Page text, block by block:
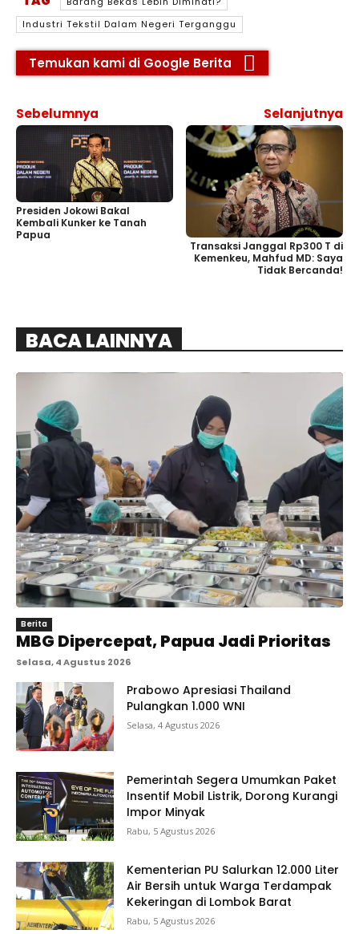
Industri Tekstil Dalam Negeri Terganggu
Temukan kami di Google Berita
Sebelumnya
Presiden Jokowi Bakal
Kembali Kunker ke Tanah
Papua
Selanjutnya
Transaksi Janggal Rp300 T di
Kemenkeu, Mahfud MD: Saya
Tidak Bercanda!
BACA LAINNYA
Berita
MBG Dipercepat, Papua Jadi Prioritas
Selasa, 4 Agustus 2026
Prabowo Apresiasi Thailand
Pulangkan 1.000 WNI
Selasa, 4 Agustus 2026
Pemerintah Segera Umumkan Paket
Insentif Mobil Listrik, Dorong Kurangi
Impor Minyak
Rabu, 5 Agustus 2026
Kementerian PU Salurkan 12.000 Liter
Air Bersih untuk Warga Terdampak
Kekeringan di Lombok Barat
Rabu, 5 Agustus 2026